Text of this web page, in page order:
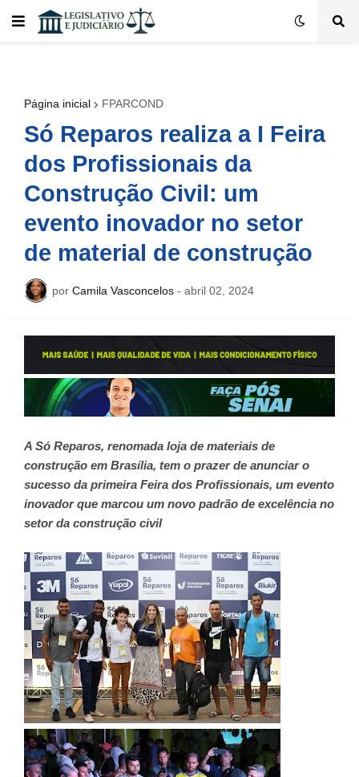
Página inicial FPARCOND
Só Reparos realiza a I Feira
dos Profissionais da
Construção Civil: um
evento inovador no setor
de material de construção
por Camila Vasconcelos - abril 02, 2024
A Só Reparos, renomada loja de materiais de
construção em Brasília, tem o prazer de anunciar o
sucesso da primeira Feira dos Profissionais, um evento
inovador que marcou um novo padrão de excelência no
setor da construção civil